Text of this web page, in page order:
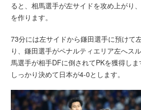
ると、相馬選手が左サイドを攻め上がり
を作ります。
73分には左サイドから鎌田選手に預けて
り、鎌田選手がペナルティエリア左へス
馬選手が相手DFに倒されてPKを獲得し
しっかり決めて日本が4-0とします。